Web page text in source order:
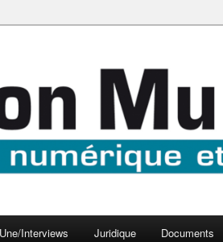
Une/Interviews Juridique Documents